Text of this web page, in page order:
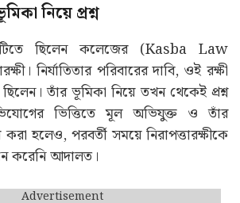
নিয়ে প্রশ্ন
ছিলেন কলেজের (Kasba Law
নির্যাতিতার পরিবারের দাবি, ওই রক্ষী
তাঁর ভূমিকা নিয়ে তখন থেকেই প্রশ্ন
ভিত্তিতে মূল অভিযুক্ত ও তাঁর
করা হলেও, পরবর্তী সময়ে নিরাপত্তারক্ষীকে
করেনি আদালত।
Advertisement